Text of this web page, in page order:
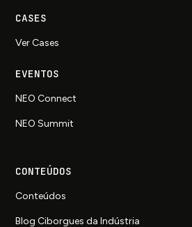
CASES
Ver Cases
EVENTOS
NEO Connect
NEO Summit
CONTEÚDOS
Conteúdos
Blog Ciborgues da Indústria